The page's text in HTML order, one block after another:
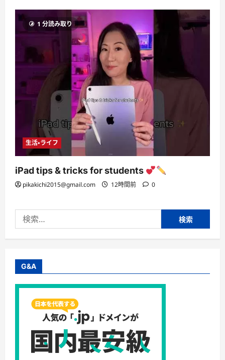
1 分読み取り
生活・ライフ
iPad tips & tricks for students
pikakichi2015@gmail.com 12時間前 0
索:
G&A